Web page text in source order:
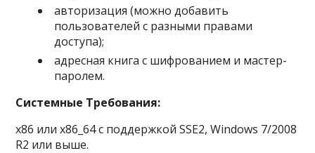
авторизация (можно добавить
пользователей с разными правами
доступа);
адресная книга с шифрованием и мастер-
паролем.
Системные Требования:
x86 или x86_64 с поддержкой SSE2, Windows 7/2008
R2 или выше.